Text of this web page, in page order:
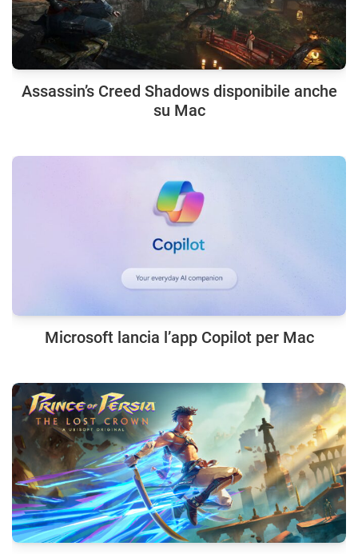
Assassin’s Creed Shadows disponibile anche
su Mac
Microsoft lancia l’app Copilot per Mac